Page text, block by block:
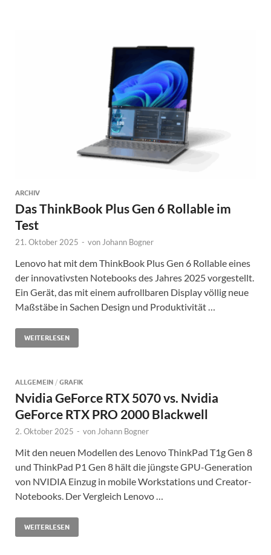
ARCHIV
Das ThinkBook Plus Gen 6 Rollable im
Test
21. Oktober 2025 - von Johann Bogner
Lenovo hat mit dem ThinkBook Plus Gen 6 Rollable eines
der innovativsten Notebooks des Jahres 2025 vorgestellt.
Ein Gerät, das mit einem aufrollbaren Display völlig neue
Maßstäbe in Sachen Design und Produktivität …
WEITERLESEN
ALLGEMEIN / GRAFIK
Nvidia GeForce RTX 5070 vs. Nvidia
GeForce RTX PRO 2000 Blackwell
2. Oktober 2025 - von Johann Bogner
Mit den neuen Modellen des Lenovo ThinkPad T1g Gen 8
und ThinkPad P1 Gen 8 hält die jüngste GPU-Generation
von NVIDIA Einzug in mobile Workstations und Creator-
Notebooks. Der Vergleich Lenovo …
WEITERLESEN